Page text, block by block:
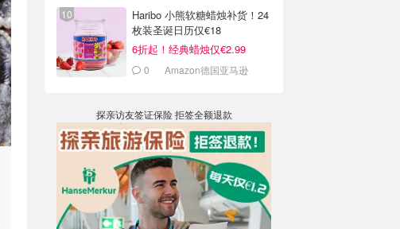
Haribo 小熊软糖蜡烛补货！24
枚装圣诞日历仅€18
6折起！经典蜡烛仅€2.99
0 Amazon德国亚马逊
探亲访友签证保险 拒签全额退款